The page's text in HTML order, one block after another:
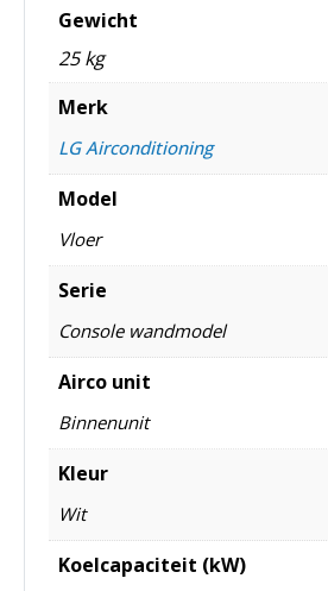
Gewicht
25 kg
Merk
LG Airconditioning
Model
Vloer
Serie
Console wandmodel
Airco unit
Binnenunit
Kleur
Wit
Koelcapaciteit (kW)